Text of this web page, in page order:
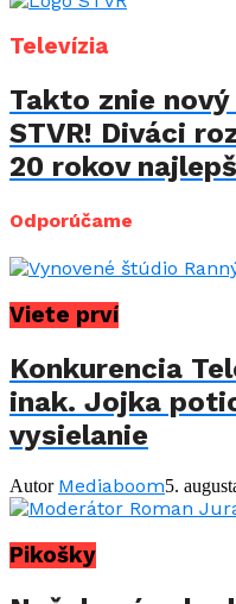
Televízia
Takto znie
STVR! Diváci
20 rokov
Odporúčame
Viete prví
Konkurencia
inak. Jojka
vysielanie
Autor Mediaboom5.
Pikošky